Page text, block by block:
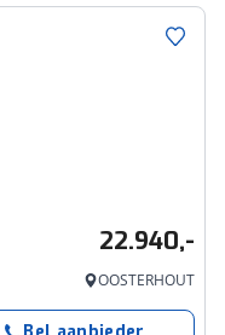
22.940,-
OOSTERHOUT